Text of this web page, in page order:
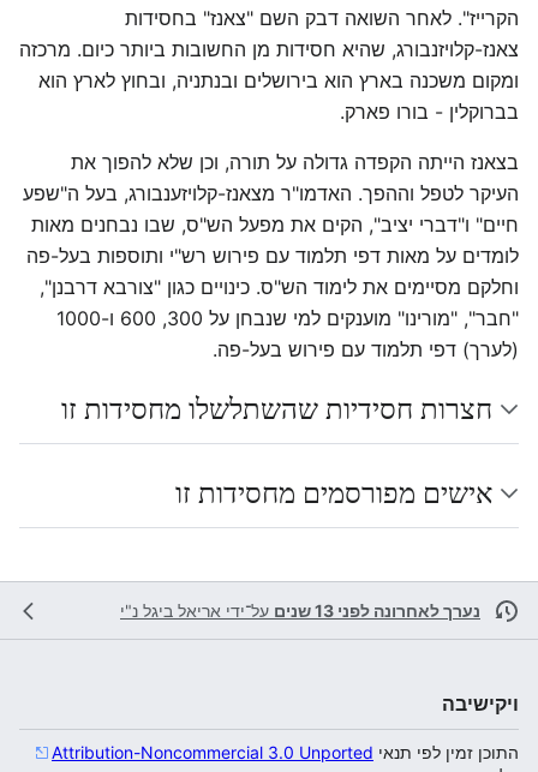
הקרייז". לאחר השואה דבק השם "צאנז" בחסידות
צאנז-קלויזנבורג, שהיא חסידות מן החשובות ביותר כיום. מרכזה
ומקום משכנה בארץ הוא בירושלים ובנתניה, ובחוץ לארץ הוא
בברוקלין - בורו פארק.
בצאנז הייתה הקפדה גדולה על תורה, וכן שלא להפוך את
העיקר לטפל וההפך. האדמו"ר מצאנז-קלויזענבורג, בעל ה"שפע
חיים" ו"דברי יציב", הקים את מפעל הש"ס, שבו נבחנים מאות
לומדים על מאות דפי תלמוד עם פירוש רש"י ותוספות בעל-פה
וחלקם מסיימים את לימוד הש"ס. כינויים כגון "צורבא דרבנן",
"חבר", "מורינו" מוענקים למי שנבחן על 300, 600 ו-1000
(לערך) דפי תלמוד עם פירוש בעל-פה.
חצרות חסידיות שהשתלשלו מחסידות זו
אישים מפורסמים מחסידות זו
נערך לאחרונה לפני 13 שנים על־ידי אריאל ביגל נ"י
ויקישיבה
התוכן זמין לפי תנאי Attribution-Noncommercial 3.0 Unported